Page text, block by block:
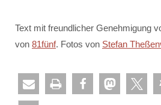
Text mit freundlicher Genehmigung
von 81fünf. Fotos von Stefan